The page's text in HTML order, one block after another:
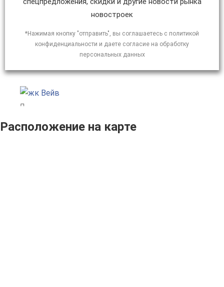
новостроек
*Нажимая кнопку "отправить", вы соглашаетесь с политикой
конфиденциальности и даете согласие на обработку
персональных данных
Расположение на карте